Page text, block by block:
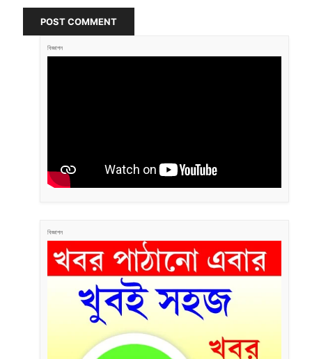
POST COMMENT
বিজ্ঞাপন
বিজ্ঞাপন